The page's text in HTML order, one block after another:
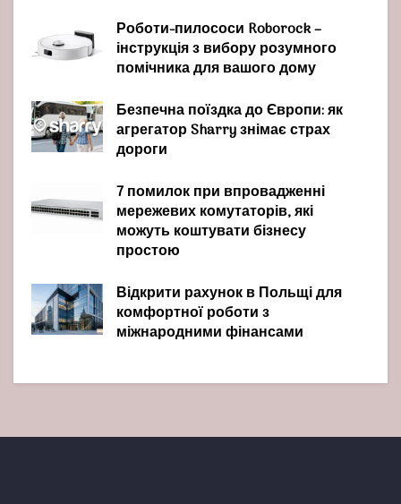
Роботи-пилососи Roborock –
інструкція з вибору розумного
помічника для вашого дому
Безпечна поїздка до Європи: як
агрегатор Sharry знімає страх
дороги
7 помилок при впровадженні
мережевих комутаторів, які
можуть коштувати бізнесу
простою
Відкрити рахунок в Польщі для
комфортної роботи з
міжнародними фінансами